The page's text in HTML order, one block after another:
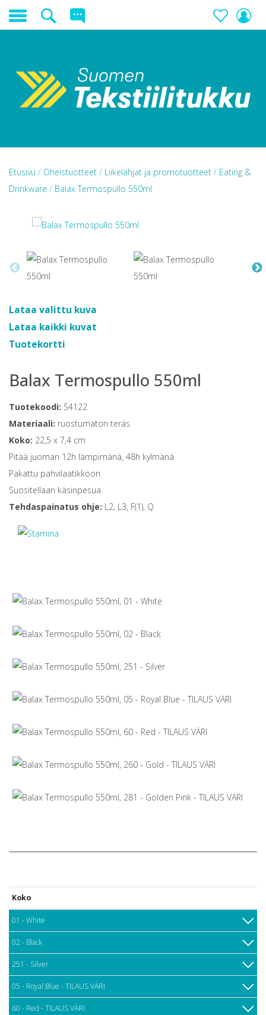
Etusivu / Oheistuotteet / Liikelahjat ja promotuotteet / Eating &
Drinkware / Balax Termospullo 550ml
Lataa valittu kuva
Lataa kaikki kuvat
Tuotekortti
Balax Termospullo 550ml
Tuotekoodi: S4122
Materiaali: ruostumaton teräs
Koko: 22,5 x 7,4 cm
Pitää juoman 12h lämpimänä, 48h kylmänä
Pakattu pahvilaatikkoon
Suositellaan käsinpesua
Tehdaspainatus ohje: L2, L3, F(1), Q
Koko
01 - White
02 - Black
251 - Silver
05 - Royal Blue - TILAUS VÄRI
60 - Red - TILAUS VÄRI